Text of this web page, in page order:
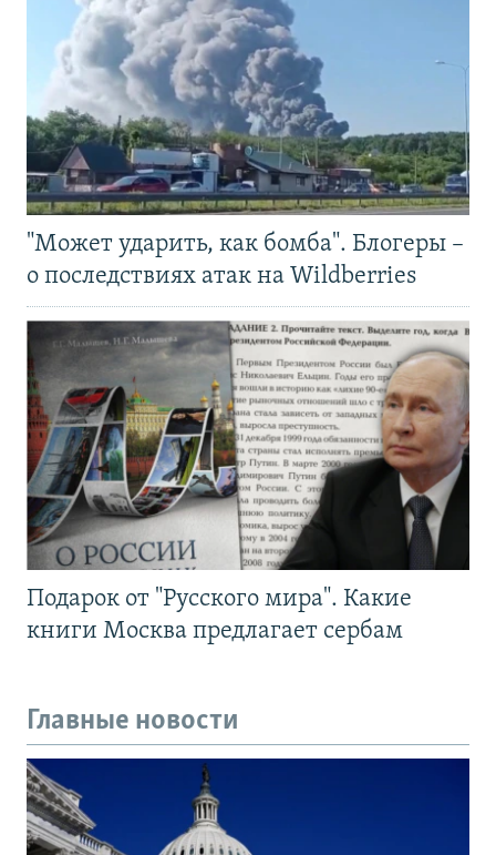
"Может ударить, как бомба". Блогеры –
о последствиях атак на Wildberries
Подарок от "Русского мира". Какие
книги Москва предлагает сербам
Главные новости